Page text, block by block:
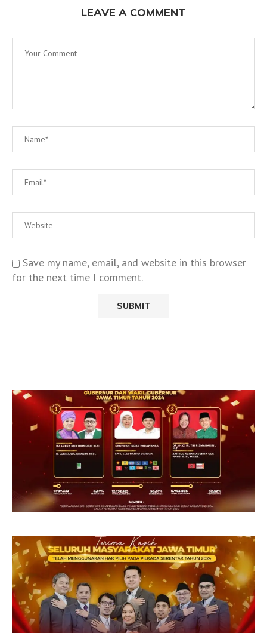
LEAVE A COMMENT
Save my name, email, and website in this browser
for the next time I comment.